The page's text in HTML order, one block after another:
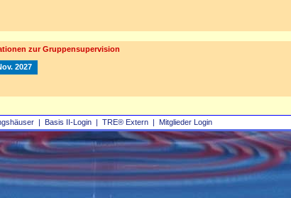
| Basis II‑Login | TRE® Extern | Mitglieder Login
zur Gruppensupervision
2027